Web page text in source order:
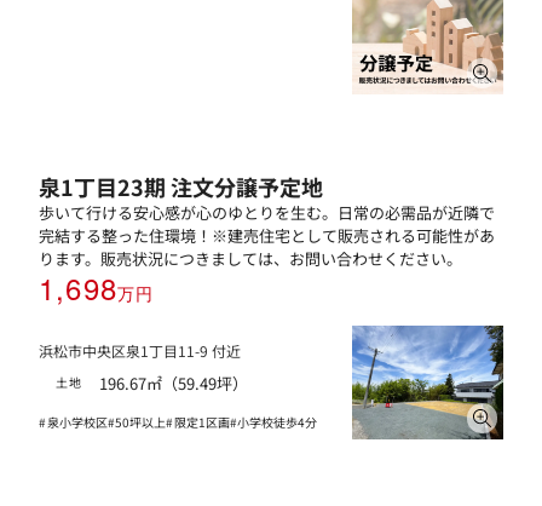
泉1丁目23期 注文分譲予定地
歩いて行ける安心感が心のゆとりを生む。日常の必需品が近隣で
完結する整った住環境！※建売住宅として販売される可能性があ
ります。販売状況につきましては、お問い合わせください。
1,698万円
浜松市中央区泉1丁目11-9 付近
土地 196.67㎡（59.49坪）
泉小学校区 50坪以上 限定1区画 小学校徒歩4分